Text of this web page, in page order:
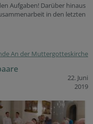
Aufgaben! Darüber hinaus
in den letzten
An der Muttergotteskirche
22. Juni
2019